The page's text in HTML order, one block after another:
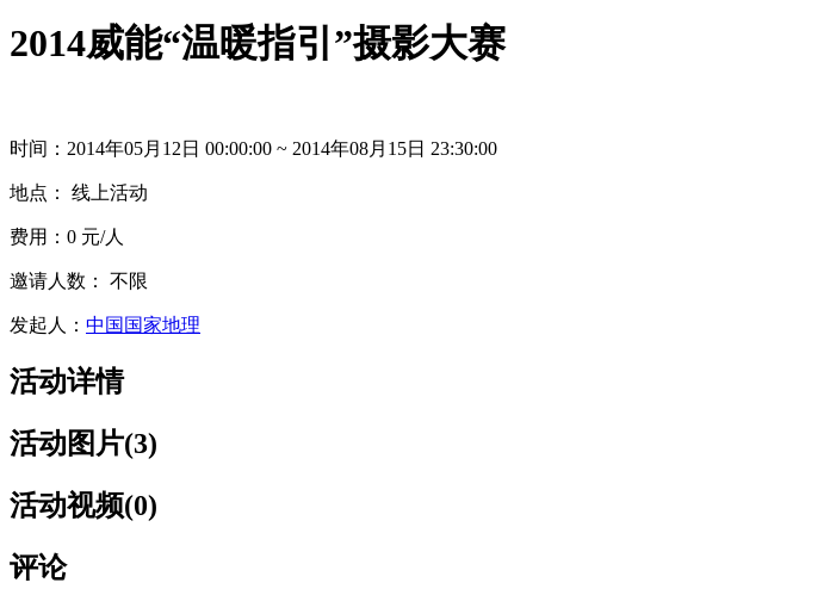
2014威能“温暖指引”摄影大赛
时间：2014年05月12日 00:00:00 ~ 2014年08月15日 23:30:00
地点： 线上活动
费用：0 元/人
邀请人数： 不限
发起人： 中国国家地理
活动详情
活动图片(3)
活动视频(0)
评论